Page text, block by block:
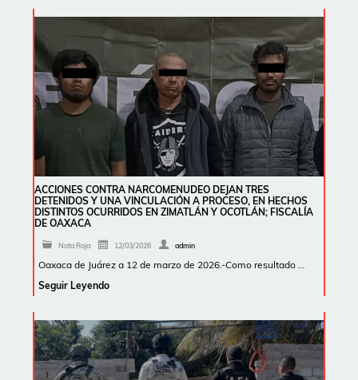
ACCIONES CONTRA NARCOMENUDEO DEJAN TRES
DETENIDOS Y UNA VINCULACIÓN A PROCESO, EN HECHOS
DISTINTOS OCURRIDOS EN ZIMATLÁN Y OCOTLÁN; FISCALÍA
DE OAXACA
Nota Roja 12/03/2026 admin
Oaxaca de Juárez a 12 de marzo de 2026.-Como resultado …
Seguir Leyendo